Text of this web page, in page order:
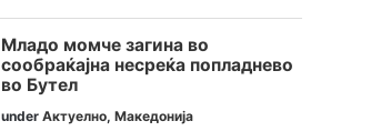
Младо момче загина во
сообраќајна несреќа попладнево
во Бутел
underАктуелно,Македонија